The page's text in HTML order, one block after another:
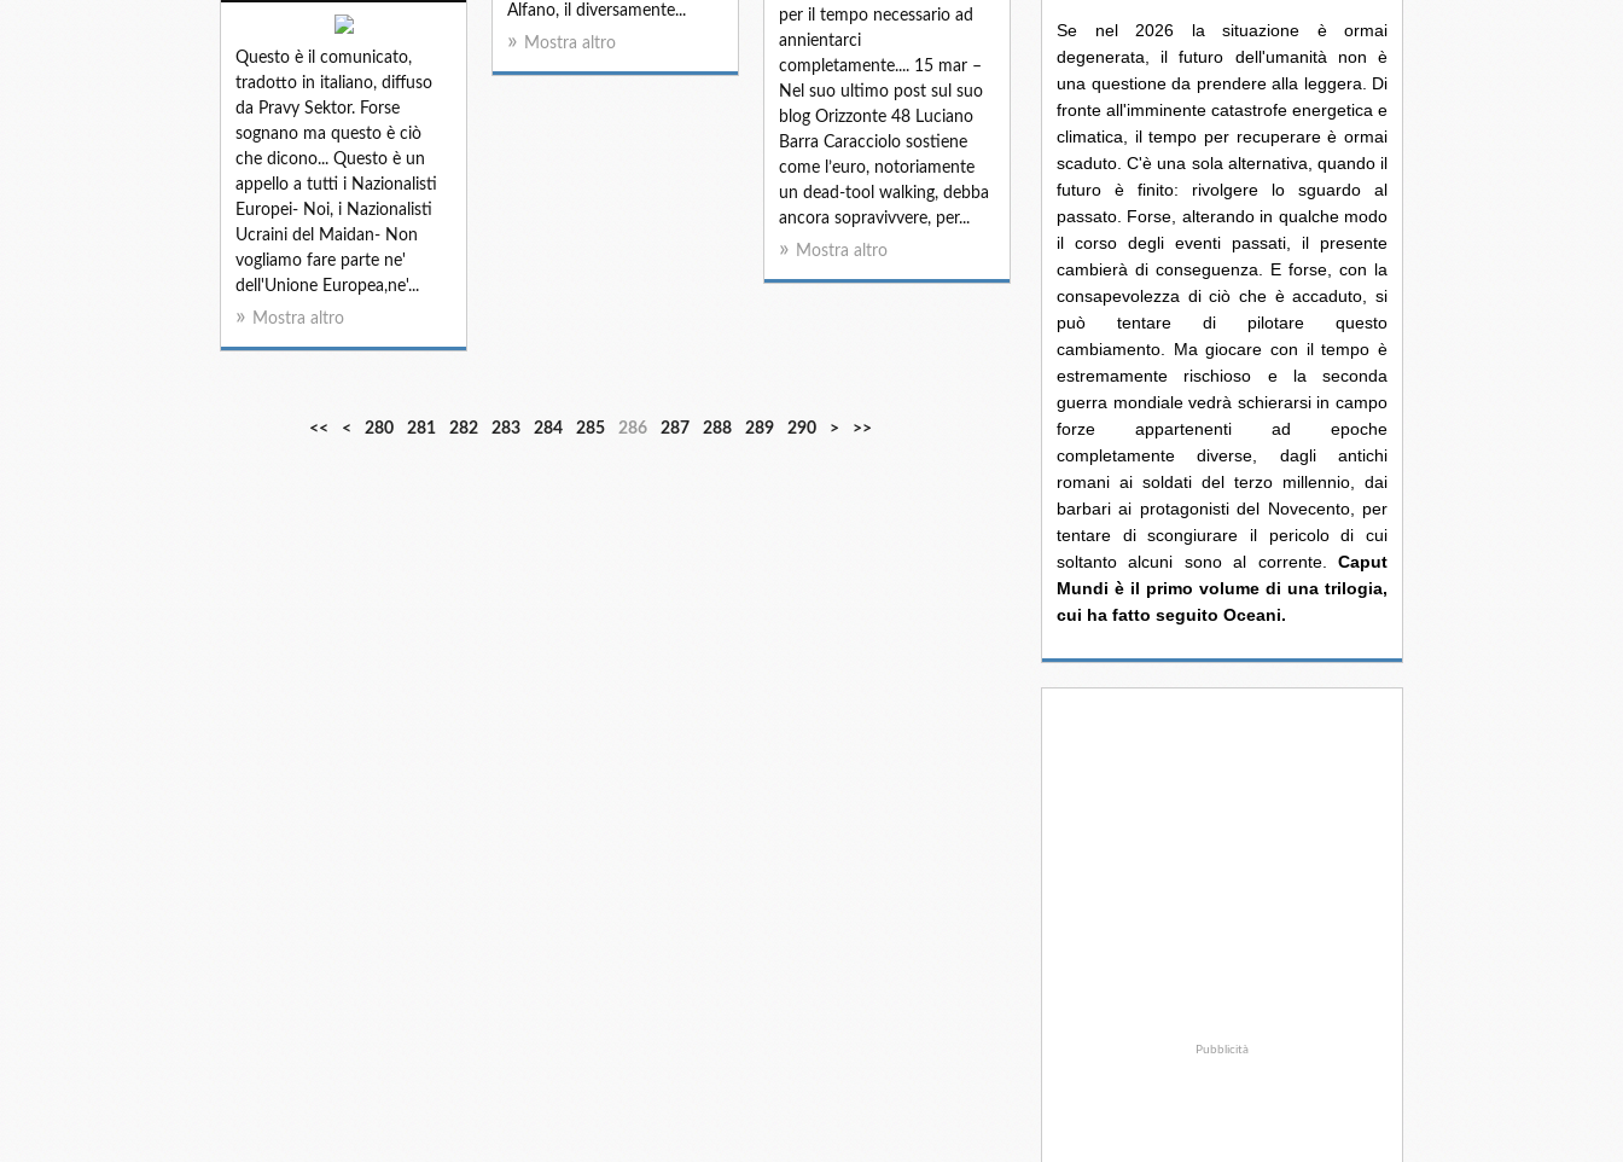
Alfano, il diversamente...
Mostra altro
per il tempo necessario ad
annientarci
completamente.... 15 mar –
Nel suo ultimo post sul suo
blog Orizzonte 48 Luciano
Barra Caracciolo sostiene
come l’euro, notoriamente
un dead-tool walking, debba
ancora sopravivvere, per...
Mostra altro
Questo è il comunicato,
tradotto in italiano, diffuso
da Pravy Sektor. Forse
sognano ma questo è ciò
che dicono... Questo è un
appello a tutti i Nazionalisti
Europei- Noi, i Nazionalisti
Ucraini del Maidan- Non
vogliamo fare parte ne'
dell'Unione Europea,ne'...
Mostra altro
<< <
2
2
2
2
2
2
2
2
280 281 282 283 284 285 286 287 288 289 290
3
> >>
Se nel 2026 la situazione è ormai
degenerata, il futuro dell'umanità non è
una questione da prendere alla leggera. Di
fronte all'imminente catastrofe energetica e
climatica, il tempo per recuperare è ormai
scaduto. C'è una sola alternativa, quando il
futuro è finito: rivolgere lo sguardo al
passato. Forse, alterando in qualche modo
il corso degli eventi passati, il presente
cambierà di conseguenza. E forse, con la
consapevolezza di ciò che è accaduto, si
può tentare di pilotare questo
cambiamento. Ma giocare con il tempo è
estremamente rischioso e la seconda
guerra mondiale vedrà schierarsi in campo
forze appartenenti ad epoche
completamente diverse, dagli antichi
romani ai soldati del terzo millennio, dai
barbari ai protagonisti del Novecento, per
tentare di scongiurare il pericolo di cui
soltanto alcuni sono al corrente. Caput
Mundi è il primo volume di una trilogia,
cui ha fatto seguito Oceani.
Pubblicità